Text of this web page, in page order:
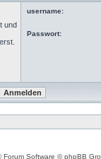
und
username:
Passwort:
Forum Software © phpBB